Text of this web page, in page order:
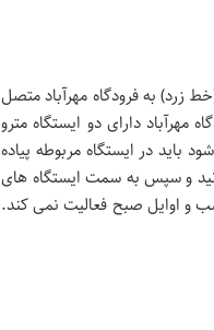
ها برای دسترسی به فرودگاه مهرآباد است. خط 4 مترو تهران (خط زرد) به فرودگاه مهرآباد متصل
دارای دو ایستگاه مترو
انجام می شود باید در ایستگاه مربوطه پیاده
با مترو ابتدا باید خود را به یکی از ایستگاه های خط 4 مترو برسانید و سپس به سمت ایستگاه های
و اوایل صبح فعالیت نمی کند.